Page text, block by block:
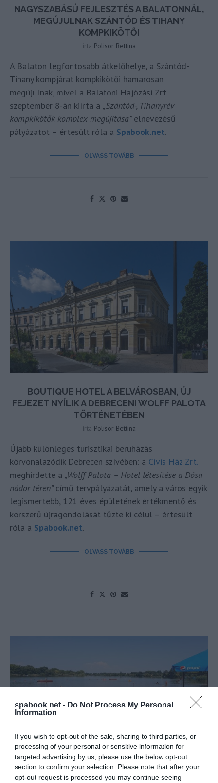
spabook.net - Do Not Process My Personal
Information
If you wish to opt-out of the sale, sharing to third parties, or
processing of your personal or sensitive information for
targeted advertising by us, please use the below opt-out
section to confirm your selection. Please note that after your
opt-out request is processed you may continue seeing
NAGYSZABÁSÚ FEJLESZTÉS A BALATONNÁL,
MEGÚJULNAK SZÁNTÓD ÉS TIHANY
KOMPKIKÖTŐI
írta Polisor Bettina
A Balaton legfontosabb átkelőhelye, a Szántód-
Tihany kompjárat kompkikötői hamarosan
megújulnak, mivel a Balatoni Hajózási Zrt.
szeptember 8-án kiírta a „Szántód-, Tihanyrév
kompkikötők komplex megújítása”elnevezésű
pályázatot – értesült róla a Spabook.net.
OLVASS TOVÁBB
BOUTIQUE HOTEL A BELVÁROSBAN, ÚJ
FEJEZET NYÍLIK A DEBRECENI WOLFF PALOTA
TÖRTÉNETÉBEN
írta Polisor Bettina
Újabb különleges turisztikai beruházás
körvonalazódik Debrecen szívében: a Cívis Ház Zrt.
meghirdette a „Wolff Palota – Hotel létesítése a Dósa
nádor téren”című tervpályázatát, amely a város egyik
legismertebb, 121 éves épületének értékmentő és
korszerű újragondolását tűzte ki célul – értesült
róla a Spabook.net.
OLVASS TOVÁBB
EXKLUZÍV LÁTVÁNYTERVEN A 400 MILLIÓ
FORINTBÓL MEGÚJULÓ DUNA-PARTI STRAND
írtaPolisor Bettina